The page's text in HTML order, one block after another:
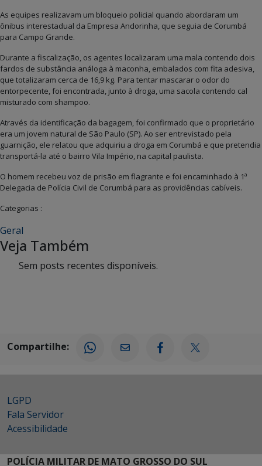
As equipes realizavam um bloqueio policial quando abordaram um
ônibus interestadual da Empresa Andorinha, que seguia de Corumbá
para Campo Grande.
Durante a fiscalização, os agentes localizaram uma mala contendo dois
fardos de substância análoga à maconha, embalados com fita adesiva,
que totalizaram cerca de 16,9 kg. Para tentar mascarar o odor do
entorpecente, foi encontrada, junto à droga, uma sacola contendo cal
misturado com shampoo.
Através da identificação da bagagem, foi confirmado que o proprietário
era um jovem natural de São Paulo (SP). Ao ser entrevistado pela
guarnição, ele relatou que adquiriu a droga em Corumbá e que pretendia
transportá-la até o bairro Vila Império, na capital paulista.
O homem recebeu voz de prisão em flagrante e foi encaminhado à 1ª
Delegacia de Polícia Civil de Corumbá para as providências cabíveis.
Categorias :
Geral
Veja Também
Sem posts recentes disponíveis.
Compartilhe:
LGPD
Fala Servidor
Acessibilidade
POLÍCIA MILITAR DE MATO GROSSO DO SUL